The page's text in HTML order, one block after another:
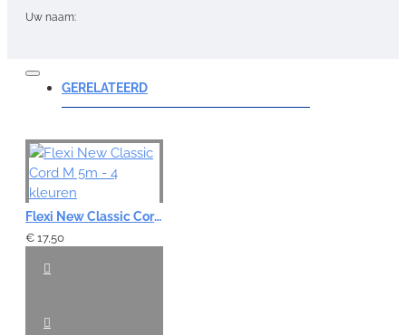
Uw naam:
Opmerking:
Note:HTML-code wordt niet vertaald!
Waardering:
Slecht
GERELATEERD
Flexi New Classic Cord M 5m - 4 kleuren
€ 17,50